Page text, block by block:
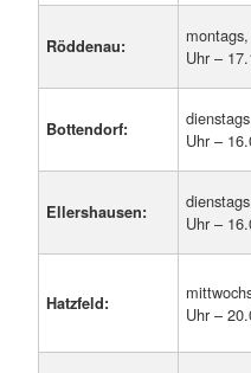
Röddenau:
Uhr –
Bottendorf:
Uhr –
Ellershausen:
Uhr –
Hatzfeld:
Uhr –